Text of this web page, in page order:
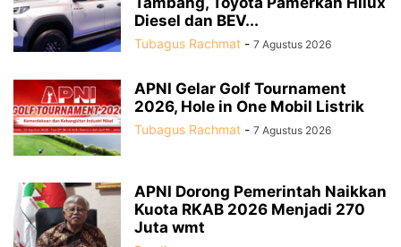
Diesel dan BEV...
Tubagus Rachmat - 7 Agustus 2026
APNI Gelar Golf Tournament
2026, Hole in One Mobil Listrik
Tubagus Rachmat - 7 Agustus 2026
APNI Dorong Pemerintah Naikkan
Kuota RKAB 2026 Menjadi 270
Juta wmt